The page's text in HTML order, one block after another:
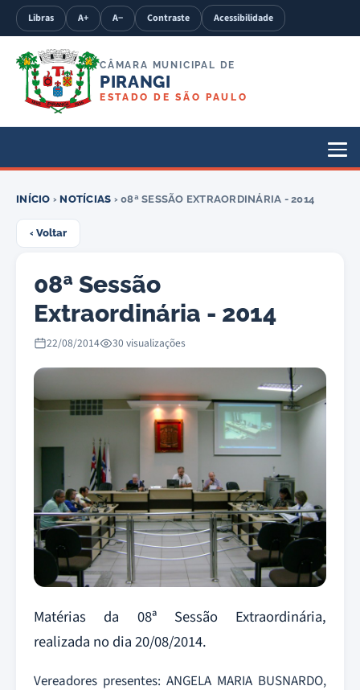
Libras A+ A− Contraste Acessibilidade
CÂMARA MUNICIPAL DE
PIRANGI
ESTADO DE SÃO PAULO
INÍCIO ›NOTÍCIAS › 08ª SESSÃO EXTRAORDINÁRIA - 2014
‹ Voltar
08ª Sessão
Extraordinária - 2014
22/08/2014 30 visualizações
Matérias da 08ª Sessão Extraordinária,
realizada no dia 20/08/2014.
Vereadores presentes: ANGELA MARIA BUSNARDO,